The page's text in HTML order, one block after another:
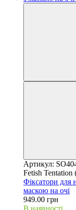
Артикул:
Fetish Tentation
Фіксатори для
маскою на очі
949.00 грн
В наявності